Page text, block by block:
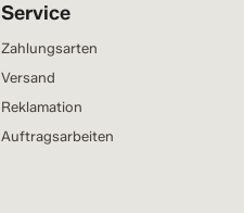
Service
Zahlungsarten
Versand
Reklamation
Auftragsarbeiten